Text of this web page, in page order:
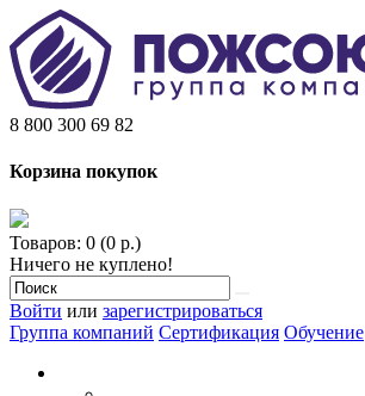
8 800 300 69 82
Корзина покупок
Товаров: 0 (0 р.)
Ничего не куплено!
Войти или зарегистрироваться
Группа компаний Сертификация Обучение